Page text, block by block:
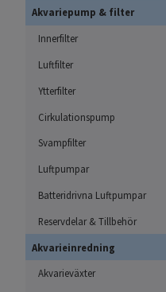
Akvariepump & filter
Innerfilter
Luftfilter
Ytterfilter
Cirkulationspump
Svampfilter
Luftpumpar
Batteridrivna Luftpumpar
Reservdelar & Tillbehör
Akvarieinredning
Akvarieväxter